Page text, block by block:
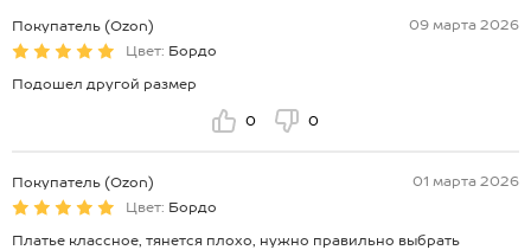
Покупатель (Ozon)
09 марта 2026
Цвет: Бордо
Подошел другой размер
0 0
Покупатель (Ozon)
01 марта 2026
Цвет: Бордо
Платье классное, тянется плохо, нужно правильно выбрать